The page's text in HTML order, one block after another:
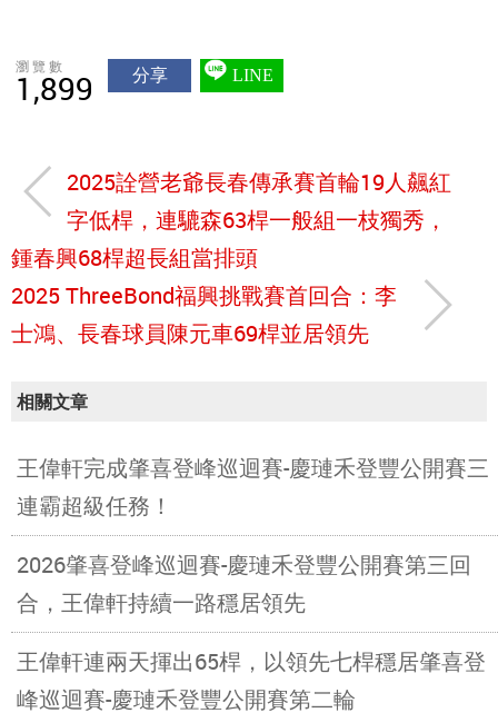
瀏覽數
1,899 分享 LINE
2025詮營老爺長春傳承賽首輪19人飆紅
字低桿，連騼森63桿一般組一枝獨秀，
鍾春興68桿超長組當排頭
2025 ThreeBond福興挑戰賽首回合：李
士鴻、長春球員陳元車69桿並居領先
相關文章
王偉軒完成肇喜登峰巡迴賽-慶璉禾登豐公開賽三
連霸超級任務！
2026肇喜登峰巡迴賽-慶璉禾登豐公開賽第三回
合，王偉軒持續一路穩居領先
王偉軒連兩天揮出65桿，以領先七桿穩居肇喜登
峰巡迴賽-慶璉禾登豐公開賽第二輪